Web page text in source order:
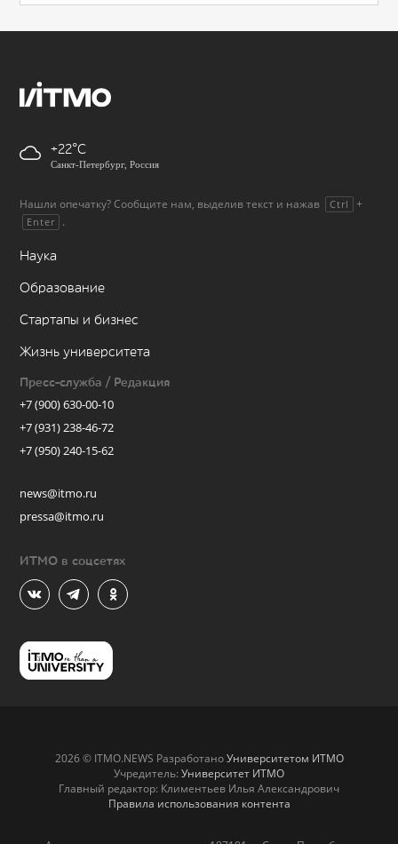
+22
Санкт-Петербург, Россия
Нашли опечатку? Сообщите нам, выделив текст и нажав Ctrl +
Enter .
Наука
Образование
Стартапы и бизнес
Жизнь университета
Пресс-служба / Редакция
+7 (900) 630-00-10
+7 (931) 238-46-72
+7 (950) 240-15-62
news@itmo.ru
pressa@itmo.ru
ИТМО в соцсетях
2026 © ITMO.NEWS РазработаноУниверситетом ИТМО
Учредитель: Университет ИТМО
Главный редактор: Климентьев Илья Александрович
Правила использования контента